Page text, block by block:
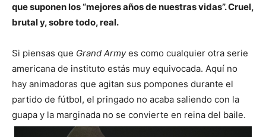
que suponen los “mejores años de nuestras vidas”. Cruel,
brutal y, sobre todo, real.
Si piensas que Grand Armyes como cualquier otra serie
americana de instituto estás muy equivocada. Aquí no
hay animadoras que agitan sus pompones durante el
partido de fútbol, el pringado no acaba saliendo con la
guapa y la marginada no se convierte en reina del baile.